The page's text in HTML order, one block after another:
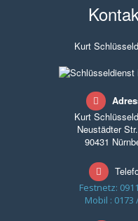
Kurt
Kurt
Neustädter
90431
Festnetz:
Mobil : 0173